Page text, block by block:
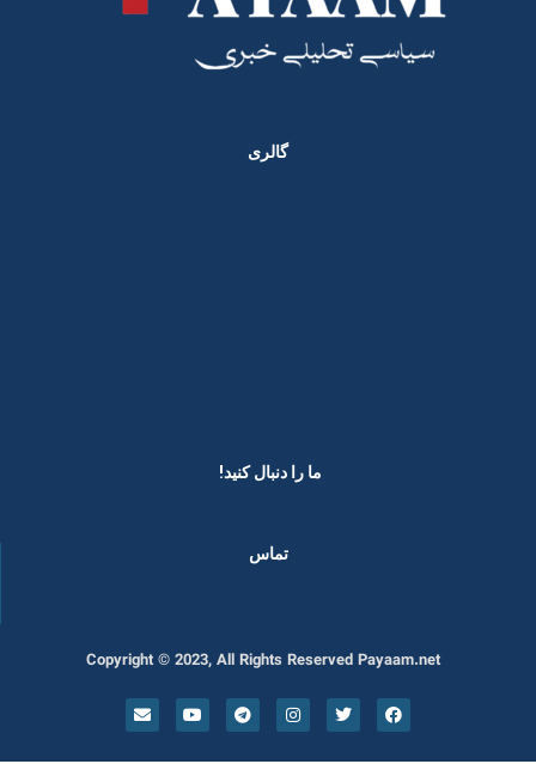
گالری
ما را دنبال کنید! ​
تماس
Copyright © 2023, All Rights Reserved Payaam.net